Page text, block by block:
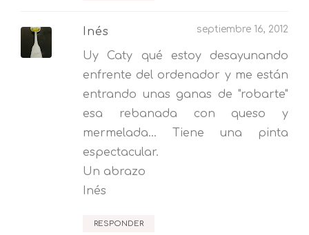
Inés septiembre 16, 2012
Uy Caty qué estoy desayunando
enfrente del ordenador y me están
entrando unas ganas de "robarte"
esa rebanada con queso y
mermelada... Tiene una pinta
espectacular.
Un abrazo
Inés
RESPONDER